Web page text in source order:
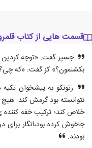
قسمت هایی از کتاب
جسپر گفت: «توجه کردین
بکشنمون؟» کز گفت: «که
رتونکو به پیشخوان
نتوانسته بود گرمش کند.
خلاص کند؛ ترکیب خفه
جاخوش کرده بود،انگار
بودند.